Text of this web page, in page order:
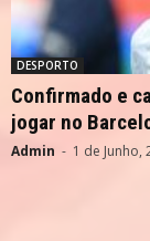
DESPORTO
Confirmado e
jogar no
Admin - 1 de Junho,